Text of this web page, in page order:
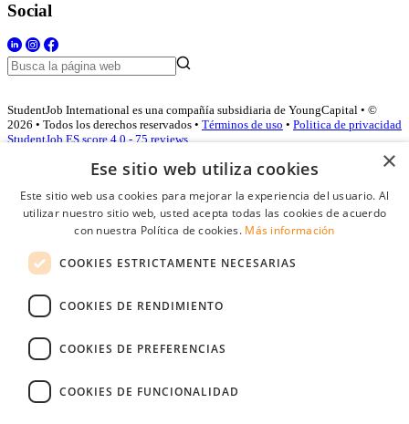
Social
StudentJob International es una compañía subsidiaria de YoungCapital • ©
2026 • Todos los derechos reservados • Términos de uso • Politica de privacidad
StudentJob ES score 4.0 - 75 reviews
Acceso empresas
Contraseña
Recordarme
Conectarse
Registro gratuito empresas
×
Ese sitio web utiliza cookies
Este sitio web usa cookies para mejorar la experiencia del usuario. Al
utilizar nuestro sitio web, usted acepta todas las cookies de acuerdo
con nuestra Política de cookies. Más información
COOKIES ESTRICTAMENTE NECESARIAS
COOKIES DE RENDIMIENTO
COOKIES DE PREFERENCIAS
COOKIES DE FUNCIONALIDAD